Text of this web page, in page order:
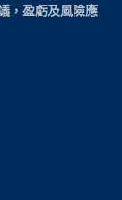
，盈虧及風險應